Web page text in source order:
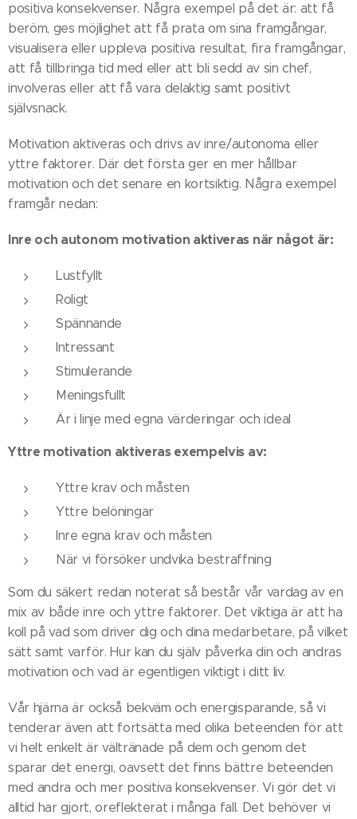
positiva konsekvenser. Några exempel på det är: att få
beröm, ges möjlighet att få prata om sina framgångar,
visualisera eller uppleva positiva resultat, fira framgångar,
att få tillbringa tid med eller att bli sedd av sin chef,
involveras eller att få vara delaktig samt positivt
självsnack.
Motivation aktiveras och drivs av inre/autonoma eller
yttre faktorer. Där det första ger en mer hållbar
motivation och det senare en kortsiktig. Några exempel
framgår nedan:
Inre och autonom motivation aktiveras när något är:
Lustfyllt
Roligt
Spännande
Intressant
Stimulerande
Meningsfullt
Är i linje med egna värderingar och ideal
Yttre motivation aktiveras exempelvis av:
Yttre krav och måsten
Yttre belöningar
Inre egna krav och måsten
När vi försöker undvika bestraffning
Som du säkert redan noterat så består vår vardag av en
mix av både inre och yttre faktorer. Det viktiga är att ha
koll på vad som driver dig och dina medarbetare, på vilket
sätt samt varför. Hur kan du själv påverka din och andras
motivation och vad är egentligen viktigt i ditt liv.
Vår hjärna är också bekväm och energisparande, så vi
tenderar även att fortsätta med olika beteenden för att
vi helt enkelt är vältränade på dem och genom det
sparar det energi, oavsett det finns bättre beteenden
med andra och mer positiva konsekvenser. Vi gör det vi
alltid har gjort, oreflekterat i många fall. Det behöver vi